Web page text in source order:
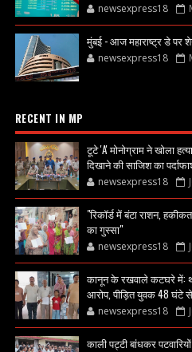
newsexpress18
मुंबई - आज महाराष्ट्र डे पर
newsexpress18
RECENT IN MP
टूटे 'A' मोनोग्राम ने खोला
दिखाने की साजिश का
newsexpress18
"रिकॉर्ड में बंटा राशन,
का गुस्सा"
newsexpress18
कानून के रखवाले कटघरे में:
आरोप, पीड़ित युवक 48 घंटे
newsexpress18
काली पट्टी बांधकर